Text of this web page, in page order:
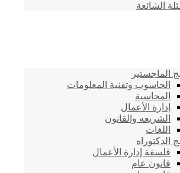
الشائعة
الماجستير
الحاسوب وتقنية المعلومات
المحاسبة
إدارة الأعمال
الشريعه والقانون
اللغات
الدكتوراه
فلسفة إدارة الأعمال
قانون عام